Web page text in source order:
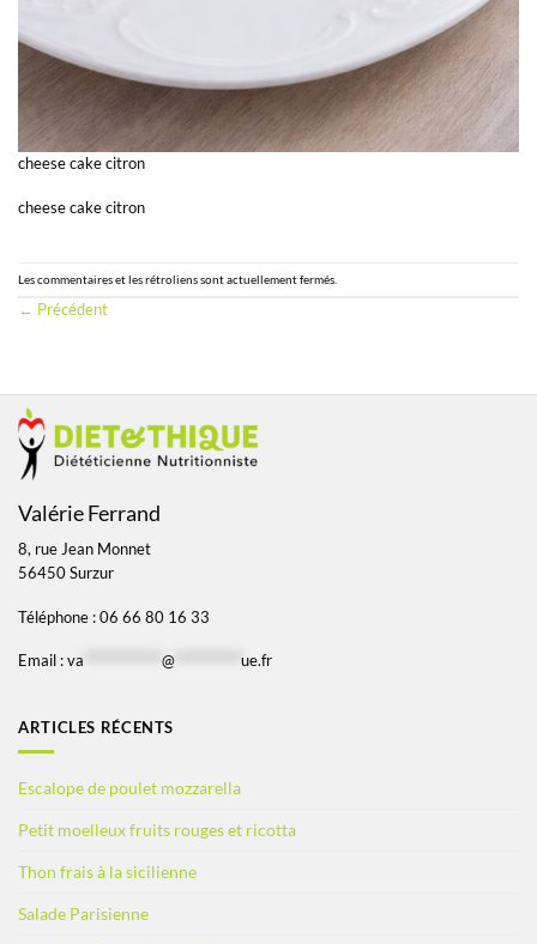
cheese cake citron
cheese cake citron
Les commentaires et les rétroliens sont actuellement fermés.
← Précédent
Valérie Ferrand
8, rue Jean Monnet
56450 Surzur
Téléphone : 06 66 80 16 33
Email : va @ ue.fr
ARTICLES RÉCENTS
Escalope de poulet mozzarella
Petit moelleux fruits rouges et ricotta
Thon frais à la sicilienne
Salade Parisienne